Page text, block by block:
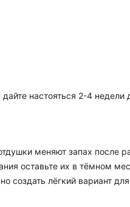
настояться 2-4 недели
меняют запах после
оставьте их в тёмном
создать лёгкий вариант